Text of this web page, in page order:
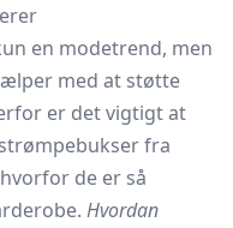
en modetrend, men
med at støtte
er det vigtigt at
fra
de er så
Hvordan